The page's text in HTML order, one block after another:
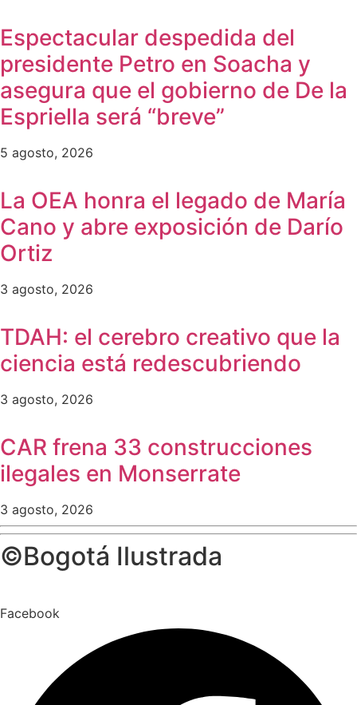
Espectacular despedida del
presidente Petro en Soacha y
asegura que el gobierno de De la
Espriella será “breve”
5 agosto, 2026
La OEA honra el legado de María
Cano y abre exposición de Darío
Ortiz
3 agosto, 2026
TDAH: el cerebro creativo que la
ciencia está redescubriendo
3 agosto, 2026
CAR frena 33 construcciones
ilegales en Monserrate
3 agosto, 2026
©Bogotá Ilustrada
Facebook